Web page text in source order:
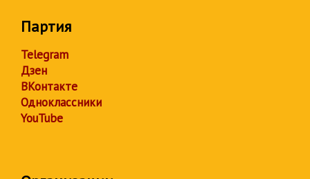
Партия
Telegram
Дзен
ВКонтакте
Одноклассники
YouTube